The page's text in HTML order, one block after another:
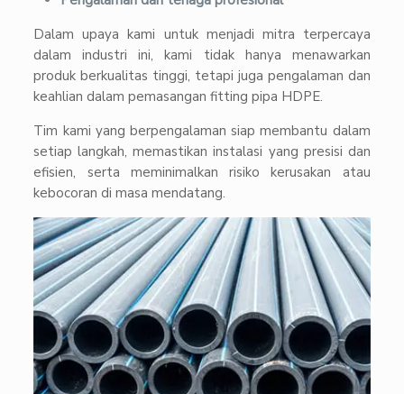
Dalam upaya kami untuk menjadi mitra terpercaya
dalam industri ini, kami tidak hanya menawarkan
produk berkualitas tinggi, tetapi juga pengalaman dan
keahlian dalam pemasangan fitting pipa HDPE.
Tim kami yang berpengalaman siap membantu dalam
setiap langkah, memastikan instalasi yang presisi dan
efisien, serta meminimalkan risiko kerusakan atau
kebocoran di masa mendatang.